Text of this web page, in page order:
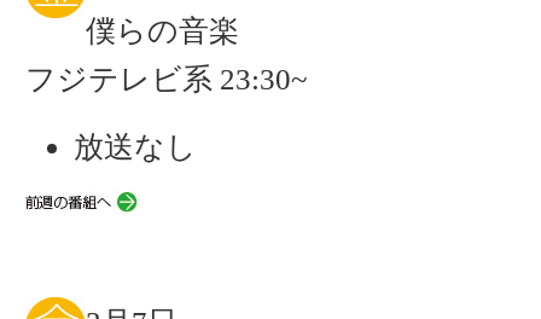
僕らの音楽
フジテレビ系 23:30~
放送なし